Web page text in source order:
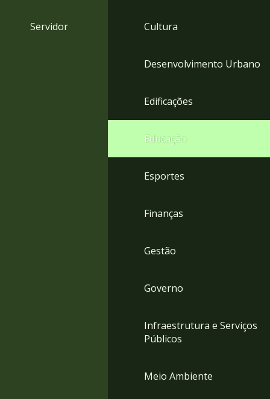
Servidor Cultura
Desenvolvimento Urbano
Edificações
Educação
Esportes
Finanças
Gestão
Governo
Infraestrutura e Serviços
Públicos
Meio Ambiente